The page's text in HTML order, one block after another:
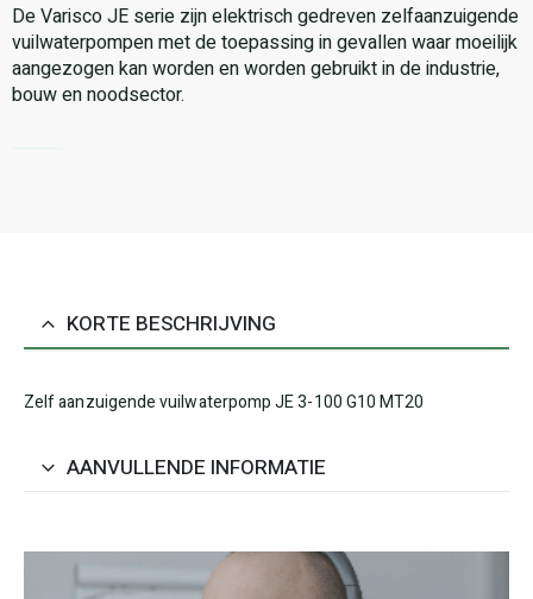
De Varisco JE serie zijn elektrisch gedreven zelfaanzuigende
vuilwaterpompen met de toepassing in gevallen waar moeilijk
aangezogen kan worden en worden gebruikt in de industrie,
bouw en noodsector.
KORTE BESCHRIJVING
Zelf aanzuigende vuilwaterpomp JE 3-100 G10 MT20
AANVULLENDE INFORMATIE